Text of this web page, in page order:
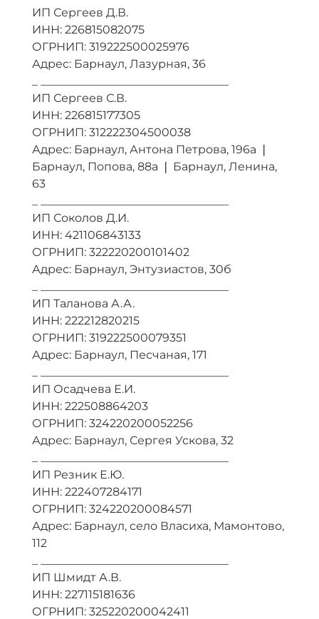
ИП Сергеев Д.В.
ИНН: 226815082075
ОГРНИП: 319222500025976
Адрес: Барнаул, Лазурная, 36
ИП Сергеев С.В.
ИНН: 226815177305
ОГРНИП: 312222304500038
Адрес: Барнаул, Антона Петрова, 196а ❘
Барнаул, Попова, 88а ❘ Барнаул, Ленина,
63
ИП Соколов Д.И.
ИНН: 421106843133
ОГРНИП: 322220200101402
Адрес: Барнаул, Энтузиастов, 30б
ИП Таланова А.А.
ИНН: 222212820215
ОГРНИП: 319222500079351
Адрес: Барнаул, Песчаная, 171
ИП Осадчева Е.И.
ИНН: 222508864203
ОГРНИП: 324220200052256
Адрес: Барнаул, Сергея Ускова, 32
ИП Резник Е.Ю.
ИНН: 222407284171
ОГРНИП: 324220200084571
Адрес: Барнаул, село Власиха, Мамонтово,
112
ИП Шмидт А.В.
ИНН: 227115181636
ОГРНИП: 325220200042411